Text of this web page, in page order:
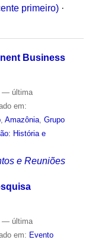
primeiro) ·
Business
— última
em:
, Amazônia, Grupo
História e
e Reuniões
— última
em: Evento